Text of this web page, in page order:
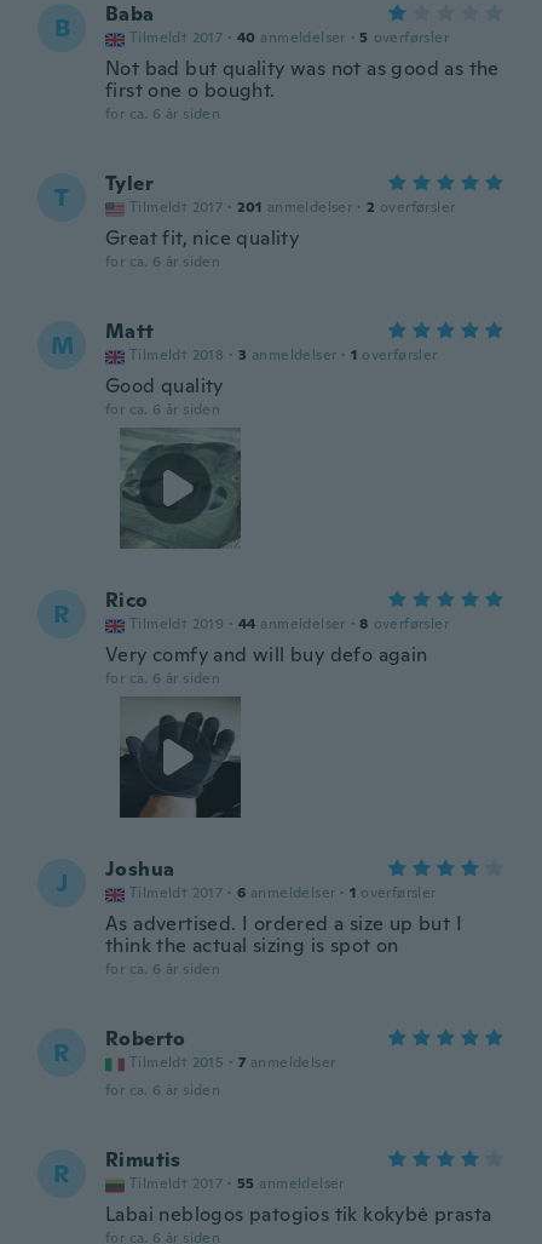
B Baba
Tilmeldt 2017 · 40 anmeldelser · 5 overførsler
Not bad but quality was not as good as the
first one o bought.
for ca. 6 år siden
T Tyler
Tilmeldt 2017 · 201 anmeldelser · 2 overførsler
Great fit, nice quality
for ca. 6 år siden
M Matt
Tilmeldt 2018 · 3 anmeldelser · 1 overførsler
Good quality
for ca. 6 år siden
R Rico
Tilmeldt 2019 · 44 anmeldelser · 8 overførsler
Very comfy and will buy defo again
for ca. 6 år siden
J Joshua
Tilmeldt 2017 · 6 anmeldelser · 1 overførsler
As advertised. I ordered a size up but I
think the actual sizing is spot on
for ca. 6 år siden
R Roberto
Tilmeldt 2015 · 7 anmeldelser
for ca. 6 år siden
R Rimutis
Tilmeldt 2017 · 55 anmeldelser
Labai neblogos patogios tik kokybė prasta
for ca. 6 år siden